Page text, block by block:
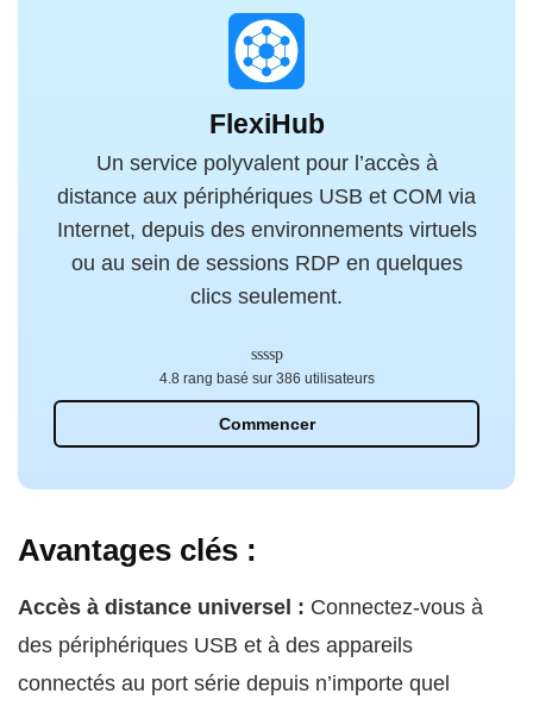
FlexiHub
Un service polyvalent pour l’accès à
distance aux périphériques USB et COM via
Internet, depuis des environnements virtuels
ou au sein de sessions RDP en quelques
clics seulement.
Commencer
4.8 rang basé sur 386 utilisateurs
Avantages clés :
Accès à distance universel : Connectez-vous à
des périphériques USB et à des appareils
connectés au port série depuis n’importe quel